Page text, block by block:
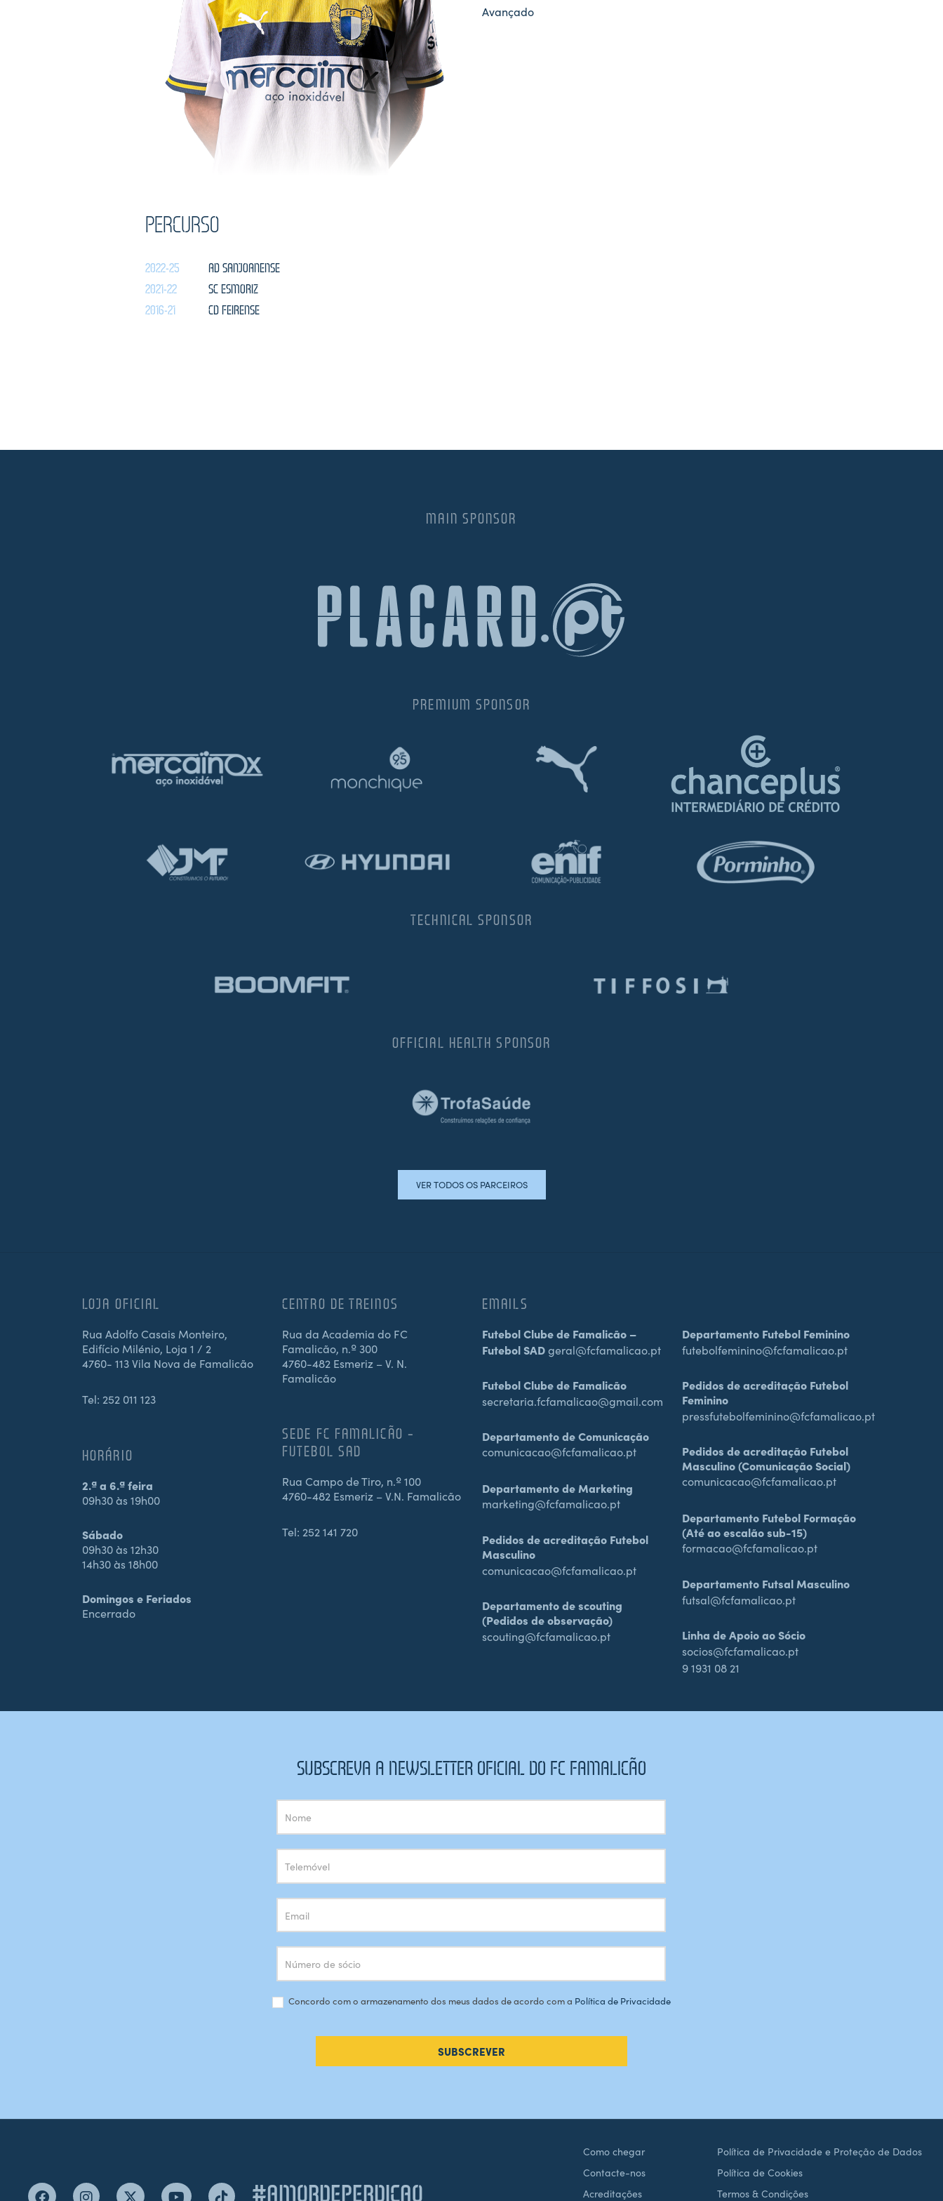
Avançado
PERCURSO
2022-25
AD SANJOANENSE
2021-22
SC ESMORIZ
2016-21
CD FEIRENSE
MAIN SPONSOR
PREMIUM SPONSOR
TECHNICAL SPONSOR
OFFICIAL HEALTH SPONSOR
VER TODOS OS PARCEIROS
LOJA OFICIAL
Rua Adolfo Casais Monteiro,
Edifício Milénio, Loja 1 / 2
4760- 113 Vila Nova de Famalicão
Tel: 252 011 123
HORÁRIO
2.ª a 6.ª feira
09h30 às 19h00
Sábado
09h30 às 12h30
14h30 às 18h00
Domingos e Feriados
Encerrado
CENTRO DE TREINOS
Rua da Academia do FC
Famalicão, n.º 300
4760-482 Esmeriz – V. N.
Famalicão
SEDE FC FAMALICÃO –
FUTEBOL SAD
Rua Campo de Tiro, n.º 100
4760-482 Esmeriz – V.N. Famalicão
Tel: 252 141 720
EMAILS
Futebol Clube de Famalicão –
Futebol SADgeral@fcfamalicao.pt
Futebol Clube de Famalicão
secretaria.fcfamalicao@gmail.com
Departamento de Comunicação
comunicacao@fcfamalicao.pt
Departamento de Marketing
marketing@fcfamalicao.pt
Pedidos de acreditação Futebol
Masculino
comunicacao@fcfamalicao.pt
Departamento de scouting
(Pedidos de observação)
scouting@fcfamalicao.pt
Departamento Futebol Feminino
futebolfeminino@fcfamalicao.pt
Pedidos de acreditação Futebol
Feminino
pressfutebolfeminino@fcfamalicao.pt
Pedidos de acreditação Futebol
Masculino (Comunicação Social)
comunicacao@fcfamalicao.pt
Departamento Futebol Formação
(Até ao escalão sub-15)
formacao@fcfamalicao.pt
Departamento Futsal Masculino
futsal@fcfamalicao.pt
Linha de Apoio ao Sócio
socios@fcfamalicao.pt
9 1931 08 21
SUBSCREVA A NEWSLETTER OFICIAL DO FC FAMALICÃO
Concordo com o armazenamento dos meus dados de acordo com a Política de Privacidade
SUBSCREVER
#AMORDEPERDICAO
Como chegar
Contacte-nos
Acreditações
Política de Privacidade e Proteção de Dados
Política de Cookies
Termos & Condições